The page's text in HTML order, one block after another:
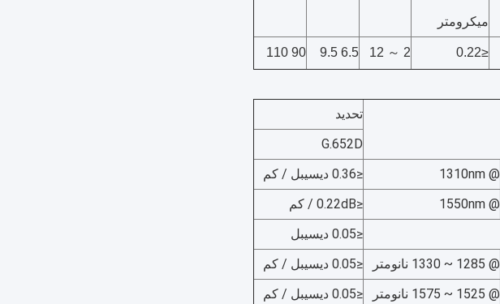
ميكرومتر
≤0.22
2 ～ 12
6.5 9.5
90 110
تحديد
G.652D
@ 1310nm
≤0.36 ديسيبل / كم
@ 1550nm
≤0.22dB / كم
≤0.05 ديسيبل
@ 1285 ~ 1330 نانومتر
≤0.05 ديسيبل / كم
@ 1525 ~ 1575 نانومتر
≤0.05 ديسيبل / كم